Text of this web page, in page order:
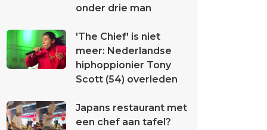
onder drie man
'The Chief' is niet
meer: Nederlandse
hiphoppionier Tony
Scott (54) overleden
Japans restaurant met
een chef aan tafel?